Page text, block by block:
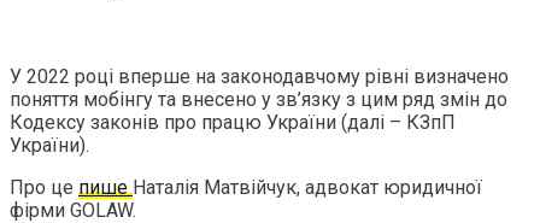
У 2022 році вперше на законодавчому рівні визначено
поняття мобінгу та внесено у зв’язку з цим ряд змін до
Кодексу законів про працю України (далі – КЗпП
України).
Про це пишеНаталія Матвійчук, адвокат юридичної
фірми GOLAW.